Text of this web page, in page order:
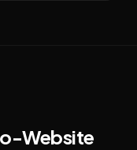
Website